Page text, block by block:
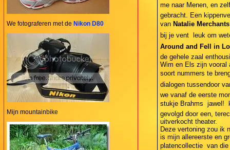
We fotograferen met de Nikon D80
Mijn mountainbike
me naar Menen, en
gebracht. Een
van Natalie Merchants
bij je vent  leuk om
Around and Fell in
de gehele zaal
Wim en Els zijn vooral
soort nummers te
dialogen tussendoor
we vanaf de eerste
stukje Brahms  jawel!
gevolgd door een,
uitverkocht theater.
Deze vertoning zou ik
is mijn allereerste en
platencollectie  van